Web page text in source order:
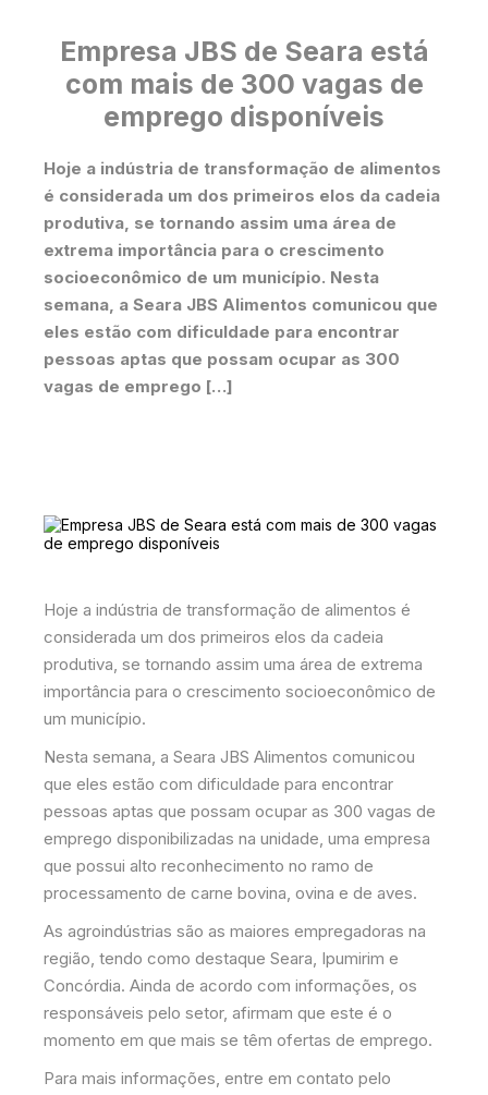
Empresa JBS de Seara está
com mais de 300 vagas de
emprego disponíveis
Hoje a indústria de transformação de alimentos
é considerada um dos primeiros elos da cadeia
produtiva, se tornando assim uma área de
extrema importância para o crescimento
socioeconômico de um município. Nesta
semana, a Seara JBS Alimentos comunicou que
eles estão com dificuldade para encontrar
pessoas aptas que possam ocupar as 300
vagas de emprego […]
Hoje a indústria de transformação de alimentos é
considerada um dos primeiros elos da cadeia
produtiva, se tornando assim uma área de extrema
importância para o crescimento socioeconômico de
um município.
Nesta semana, a Seara JBS Alimentos comunicou
que eles estão com dificuldade para encontrar
pessoas aptas que possam ocupar as 300 vagas de
emprego disponibilizadas na unidade, uma empresa
que possui alto reconhecimento no ramo de
processamento de carne bovina, ovina e de aves.
As agroindústrias são as maiores empregadoras na
região, tendo como destaque Seara, Ipumirim e
Concórdia. Ainda de acordo com informações, os
responsáveis pelo setor, afirmam que este é o
momento em que mais se têm ofertas de emprego.
Para mais informações, entre em contato pelo